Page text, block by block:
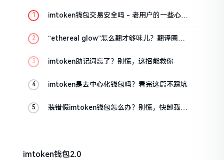
imtoken钱包交易安全吗 - 老用户的一些心里
“ethereal glow”怎么翻才够味儿？翻译圈老
imtoken助记词忘了？别慌，这招能救你
imtoken是去中心化钱包吗？看完这篇不踩坑
装错假imtoken钱包怎么办？别慌，快卸载，
imtoken钱包2.0